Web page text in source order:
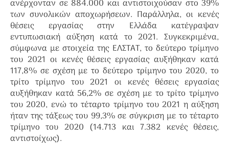
ανέρχονταν σε 884.000 και αντιστοιχούσαν στο 39%
των συνολικών αποχωρήσεων. Παράλληλα, οι κενές
θέσεις εργασίας στην Ελλάδα κατέγραψαν
εντυπωσιακή αύξηση κατά το 2021. Συγκεκριμένα,
σύμφωνα με στοιχεία της ΕΛΣΤΑΤ, το δεύτερο τρίμηνο
του 2021 οι κενές θέσεις εργασίας αυξήθηκαν κατά
117,8% σε σχέση με το δεύτερο τρίμηνο του 2020, το
τρίτο τρίμηνο του 2021 οι κενές θέσεις εργασίας
αυξήθηκαν κατά 56,2% σε σχέση με το τρίτο τρίμηνο
του 2020, ενώ το τέταρτο τρίμηνο του 2021 η αύξηση
ήταν της τάξεως του 99,3% σε σύγκριση με το τέταρτο
τρίμηνο του 2020 (14.713 και 7.382 κενές θέσεις,
αντιστοίχως).